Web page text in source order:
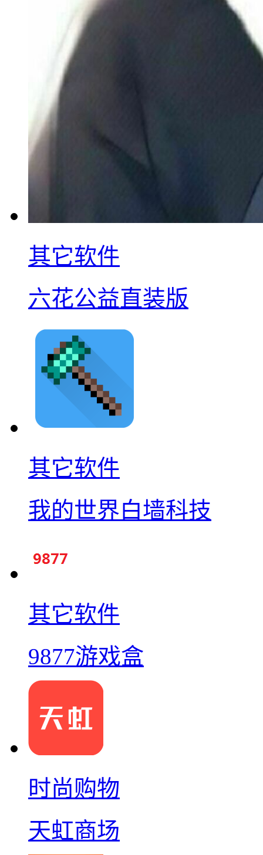
其它软件
六花公益直装版
其它软件
我的世界白墙科技
其它软件
9877游戏盒
时尚购物
天虹商场